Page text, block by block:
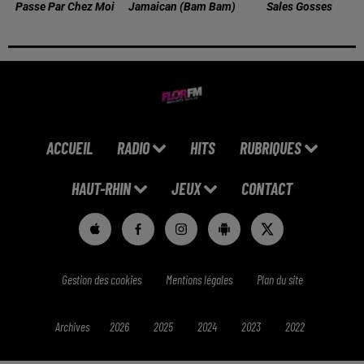
Passe Par Chez Moi Jamaican (bam Bam) Sales Gosses
ACCUEIL RADIO HITS RUBRIQUES
HAUT-RHIN JEUX CONTACT
Gestion des cookies Mentions légales Plan du site
Archives 2026 2025 2024 2023 2022